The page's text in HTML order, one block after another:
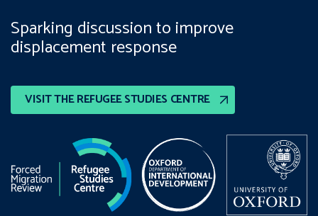
VISIT THE REFUGEE STUDIES CENTRE
Sparking discussion to improve
displacement response